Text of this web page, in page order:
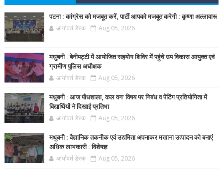
पटना : कांग्रेस को मजबूत करें, पार्टी आपको मजबूत करेगी : कृष्णा अल्लावारू
आर्यावर्त डेस्क Aug 05, 2026
मधुबनी : बेनीपट्टी में आयोजित सहयोग शिविर में पहुंचे उप विकास आयुक्त एवं
ग्रामीण पुलिस अधीक्षक
आर्यावर्त डेस्क Aug 05, 2026
मधुबनी : आज पौधशाला, कल वन' विषय पर निबंध व पेंटिंग प्रतियोगिता में
विद्यार्थियों ने दिखाई प्रतिभा
आर्यावर्त डेस्क Aug 05, 2026
मधुबनी : वैज्ञानिक तकनीक एवं उद्यमिता अपनाकर मखाना उत्पादन को बनाएं
अधिक लाभकारी : विशेषज्ञ
आर्यावर्त डेस्क Aug 05, 2026